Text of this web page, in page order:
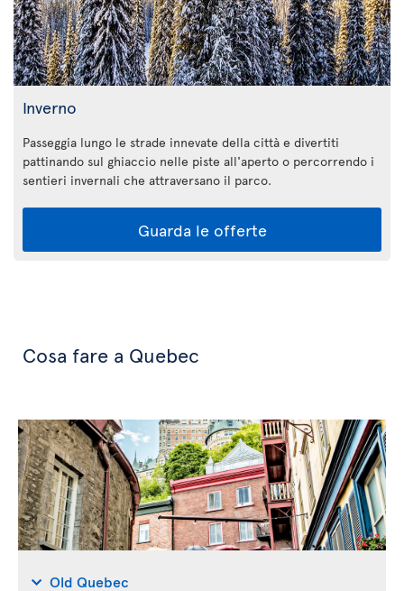
Inverno
Passeggia lungo le strade innevate della città e divertiti
pattinando sul ghiaccio nelle piste all'aperto o percorrendo i
sentieri invernali che attraversano il parco.
Guarda le offerte
Cosa fare a Quebec
Old Quebec